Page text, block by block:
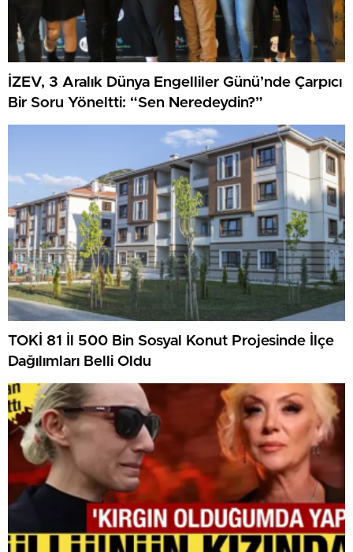
İZEV, 3 Aralık Dünya Engelliler Günü’nde Çarpıcı
Bir Soru Yöneltti: “Sen Neredeydin?”
TOKİ 81 İl 500 Bin Sosyal Konut Projesinde İlçe
Dağılımları Belli Oldu